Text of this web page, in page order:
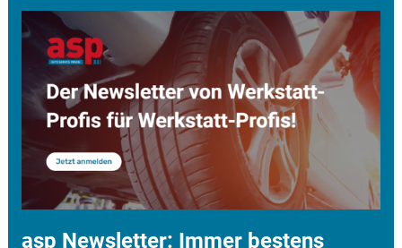
asp Newsletter: Immer bestens